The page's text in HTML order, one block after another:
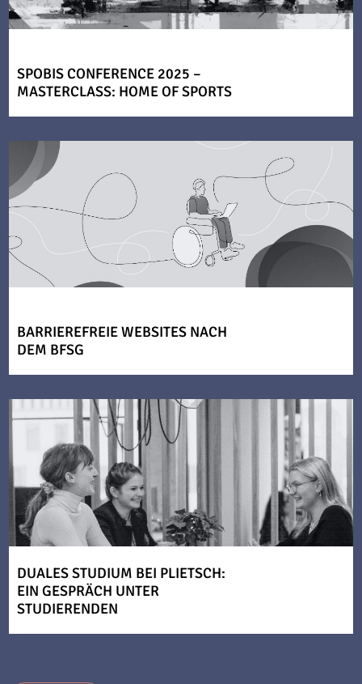
SPOBIS CONFERENCE 2025 –
MASTERCLASS: HOME OF SPORTS
BARRIEREFREIE WEBSITES NACH
DEM BFSG
DUALES STUDIUM BEI PLIETSCH:
EIN GESPRÄCH UNTER
STUDIERENDEN